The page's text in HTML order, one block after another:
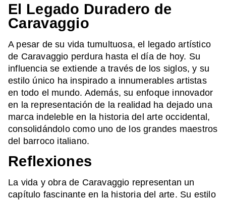
El Legado Duradero de
Caravaggio
A pesar de su vida tumultuosa, el legado artístico
de Caravaggio perdura hasta el día de hoy. Su
influencia se extiende a través de los siglos, y su
estilo único ha inspirado a innumerables artistas
en todo el mundo. Además, su enfoque innovador
en la representación de la realidad ha dejado una
marca indeleble en la historia del arte occidental,
consolidándolo como uno de los grandes maestros
del barroco italiano.
Reflexiones
La vida y obra de Caravaggio representan un
capítulo fascinante en la historia del arte. Su estilo